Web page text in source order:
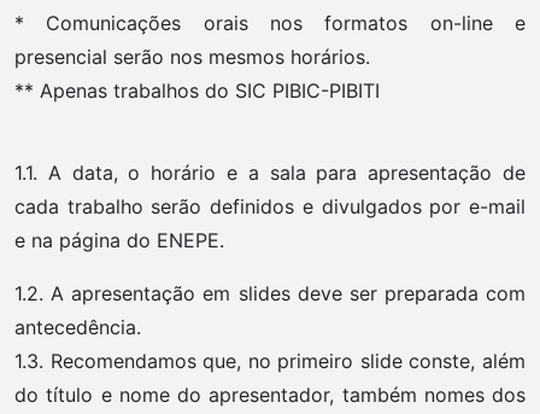
* Comunicações orais nos formatos on-line e
presencial serão nos mesmos horários.
** Apenas trabalhos do SIC PIBIC-PIBITI
1.1. A data, o horário e a sala para apresentação de
cada trabalho serão definidos e divulgados por e-mail
e na página do ENEPE.
1.2. A apresentação em slides deve ser preparada com
antecedência.
1.3. Recomendamos que, no primeiro slide conste, além
do título e nome do apresentador, também nomes dos